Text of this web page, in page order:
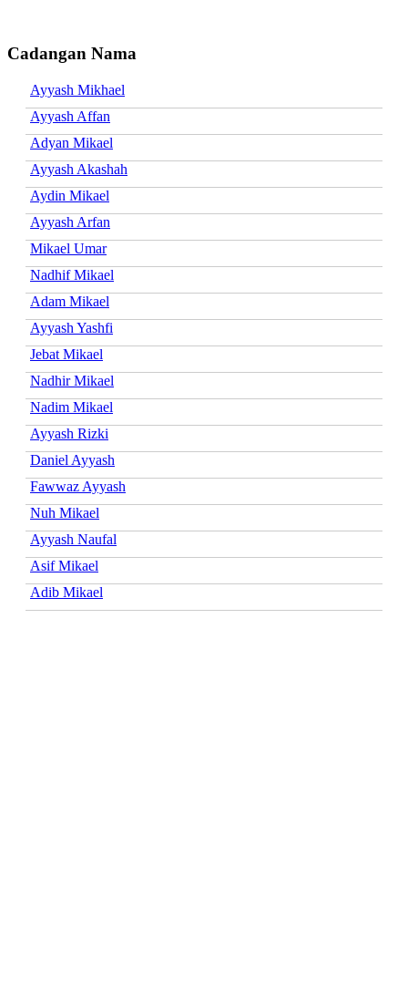
Cadangan Nama
Ayyash Mikhael
Ayyash Affan
Adyan Mikael
Ayyash Akashah
Aydin Mikael
Ayyash Arfan
Mikael Umar
Nadhif Mikael
Adam Mikael
Ayyash Yashfi
Jebat Mikael
Nadhir Mikael
Nadim Mikael
Ayyash Rizki
Daniel Ayyash
Fawwaz Ayyash
Nuh Mikael
Ayyash Naufal
Asif Mikael
Adib Mikael